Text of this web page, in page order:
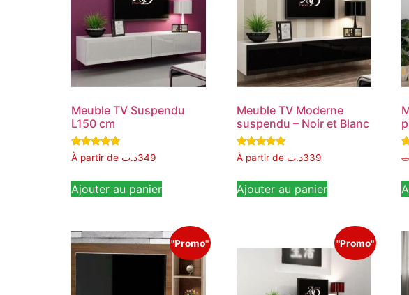
Meuble TV Suspendu
L150 cm
Note
5.00
À partir de 349د.ت
Ajouter au panier
Meuble TV Moderne
suspendu – Noir et Blanc
Note
5.00
À partir de 339د.ت
Ajouter au panier
"Promo" "Promo"